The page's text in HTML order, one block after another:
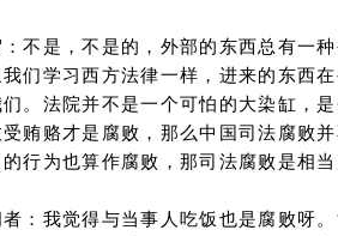
是，不是的，外部的东西总有一种
们学习西方法律一样，进来的东西
。法院并不是一个可怕的大染缸，
贿赂才是腐败，那么中国司法腐败
行为也算作腐败，那司法腐败是相
我觉得与当事人吃饭也是腐败呀。